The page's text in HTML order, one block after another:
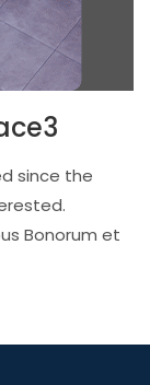
since the
Bonorum et